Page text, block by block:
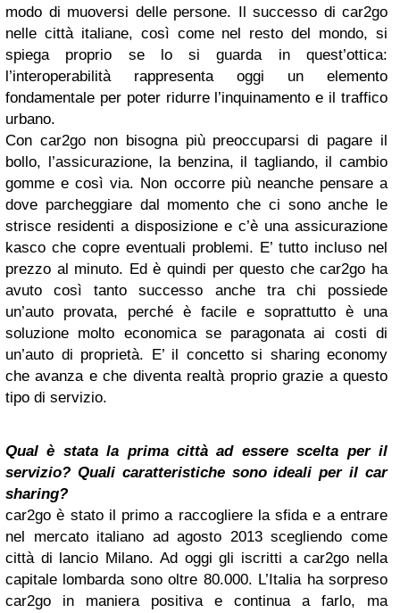
modo di muoversi delle persone. Il successo di car2go
nelle città italiane, così come nel resto del mondo, si
spiega proprio se lo si guarda in quest’ottica:
l’interoperabilità rappresenta oggi un elemento
fondamentale per poter ridurre l’inquinamento e il traffico
urbano.
Con car2go non bisogna più preoccuparsi di pagare il
bollo, l’assicurazione, la benzina, il tagliando, il cambio
gomme e così via. Non occorre più neanche pensare a
dove parcheggiare dal momento che ci sono anche le
strisce residenti a disposizione e c’è una assicurazione
kasco che copre eventuali problemi. E’ tutto incluso nel
prezzo al minuto. Ed è quindi per questo che car2go ha
avuto così tanto successo anche tra chi possiede
un’auto provata, perché è facile e soprattutto è una
soluzione molto economica se paragonata ai costi di
un’auto di proprietà. E’ il concetto si sharing economy
che avanza e che diventa realtà proprio grazie a questo
tipo di servizio.
Qual è stata la prima città ad essere scelta per il
servizio? Quali caratteristiche sono ideali per il car
sharing?
car2go è stato il primo a raccogliere la sfida e a entrare
nel mercato italiano ad agosto 2013 scegliendo come
città di lancio Milano. Ad oggi gli iscritti a car2go nella
capitale lombarda sono oltre 80.000. L’Italia ha sorpreso
car2go in maniera positiva e continua a farlo, ma